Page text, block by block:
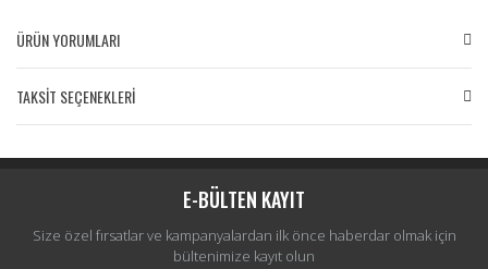
ÜRÜN YORUMLARI
Yorum Yaz
TAKSİT SEÇENEKLERİ
E-BÜLTEN KAYIT
Size özel fırsatlar ve kampanyalardan ilk önce haberdar olmak için
bültenimize kayıt olun